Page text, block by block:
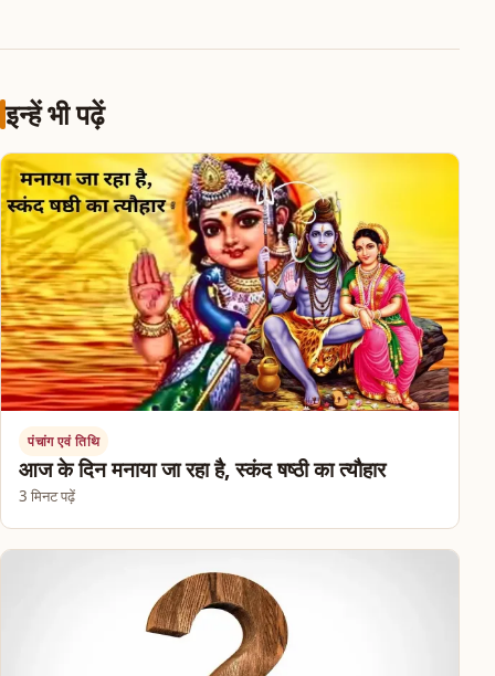
इन्हें भी पढ़ें
पंचांग एवं तिथि
आज के दिन मनाया जा रहा है, स्कंद षष्ठी का त्यौहार
3 मिनट पढ़ें